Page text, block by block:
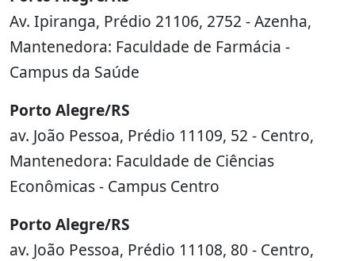
Av. Ipiranga, Prédio 21106, 2752 - Azenha,
Mantenedora: Faculdade de Farmácia -
Campus da Saúde
Porto Alegre/RS
av. João Pessoa, Prédio 11109, 52 - Centro,
Mantenedora: Faculdade de Ciências
Econômicas - Campus Centro
Porto Alegre/RS
av. João Pessoa, Prédio 11108, 80 - Centro,